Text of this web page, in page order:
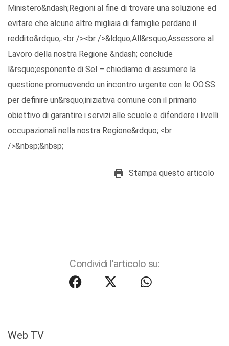
Ministero&ndash;Regioni al fine di trovare una soluzione ed
evitare che alcune altre migliaia di famiglie perdano il
reddito&rdquo;.<br /><br />&ldquo;All&rsquo;Assessore al
Lavoro della nostra Regione &ndash; conclude
l&rsquo;esponente di Sel – chiediamo di assumere la
questione promuovendo un incontro urgente con le OO.SS.
per definire un&rsquo;iniziativa comune con il primario
obiettivo di garantire i servizi alle scuole e difendere i livelli
occupazionali nella nostra Regione&rdquo;.<br
/>&nbsp;&nbsp;
Stampa questo articolo
Condividi l'articolo su:
Web TV